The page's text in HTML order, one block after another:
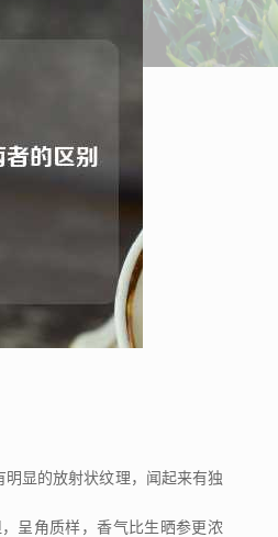
显的放射状纹理，闻起来有独
呈角质样，香气比生晒参更浓